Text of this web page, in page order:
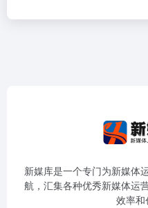
新媒库是一个专门为新媒体
航，汇集各种优秀新媒体运
效率和